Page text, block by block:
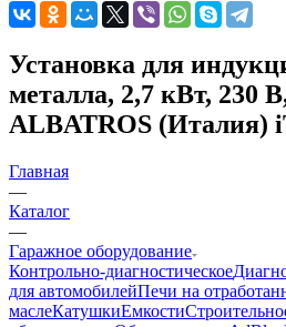
Установка для
металла, 2,7 кВт, 230
ALBATROS (Италия)
Главная
—
Каталог
—
Гаражное оборудование
Контрольно-диагностическое
для автомобилейПечи на
маслеКатушкиЕмкости